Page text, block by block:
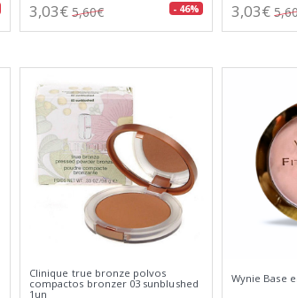
3,03€ 5,60€ - 46% 3,03€
Clinique true bronze polvos
compactos bronzer 03 sunblushed
1un
Wynie Base